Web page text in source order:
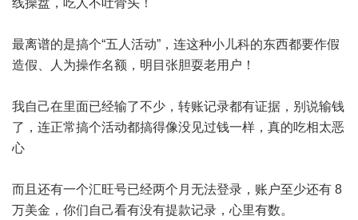
线操盘，吃人不吐骨头！
最离谱的是搞个“五人活动”，连这种小儿科的东西都要作假
造假、人为操作名额，明目张胆耍老用户！
我自己在里面已经输了不少，转账记录都有证据，别说输钱
了，连正常搞个活动都搞得像没见过钱一样，真的吃相太恶
心
而且还有一个汇旺号已经两个月无法登录，账户至少还有 8
万美金，你们自己看有没有提款记录，心里有数。